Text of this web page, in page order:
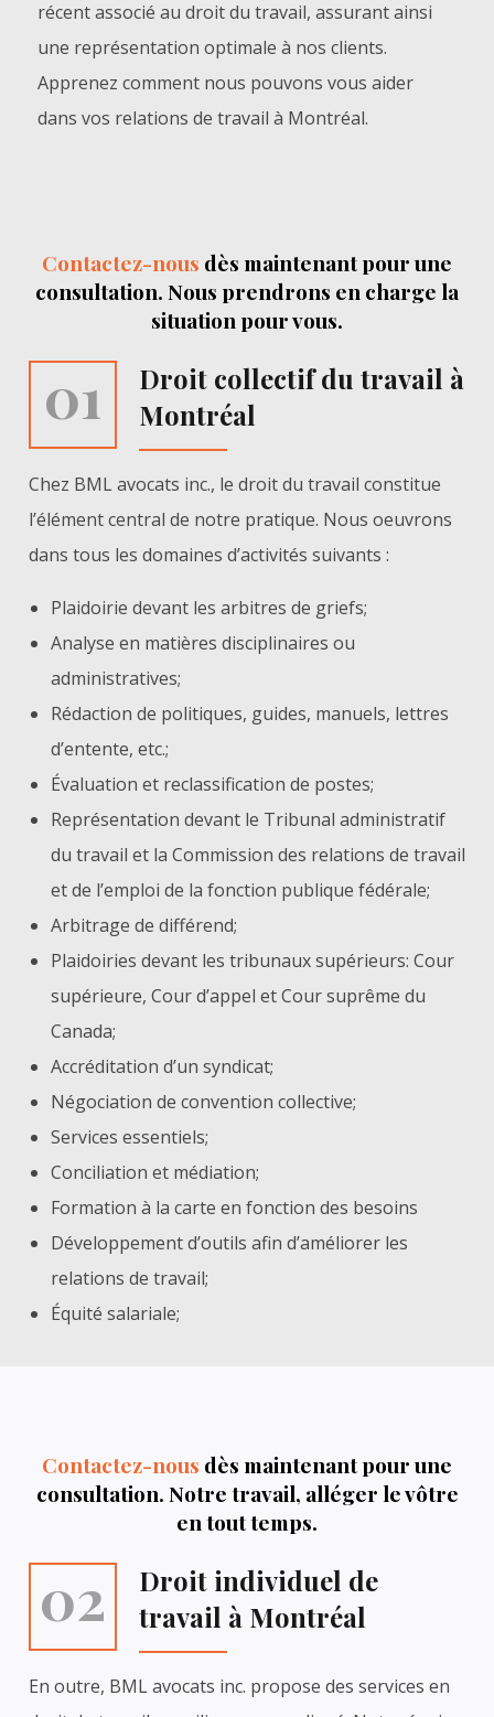
récent associé au droit du travail, assurant ainsi
une représentation optimale à nos clients.
Apprenez comment nous pouvons vous aider
dans vos relations de travail à Montréal.
Contactez-nous dès maintenant pour une
consultation. Nous prendrons en charge la
situation pour vous.
01
Droit collectif du travail à
Montréal
Chez BML avocats inc., le droit du travail constitue
l’élément central de notre pratique. Nous oeuvrons
dans tous les domaines d’activités suivants :
Plaidoirie devant les arbitres de griefs;
Analyse en matières disciplinaires ou
administratives;
Rédaction de politiques, guides, manuels, lettres
d’entente, etc.;
Évaluation et reclassification de postes;
Représentation devant le Tribunal administratif
du travail et la Commission des relations de travail
et de l’emploi de la fonction publique fédérale;
Arbitrage de différend;
Plaidoiries devant les tribunaux supérieurs: Cour
supérieure, Cour d’appel et Cour suprême du
Canada;
Accréditation d’un syndicat;
Négociation de convention collective;
Services essentiels;
Conciliation et médiation;
Formation à la carte en fonction des besoins
Développement d’outils afin d’améliorer les
relations de travail;
Équité salariale;
Contactez-nous dès maintenant pour une
consultation. Notre travail, alléger le vôtre
en tout temps.
02
Droit individuel de
travail à Montréal
En outre, BML avocats inc. propose des services en